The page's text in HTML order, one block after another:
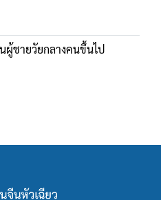
ผู้ชายวัยกลางคนขึ้นไป